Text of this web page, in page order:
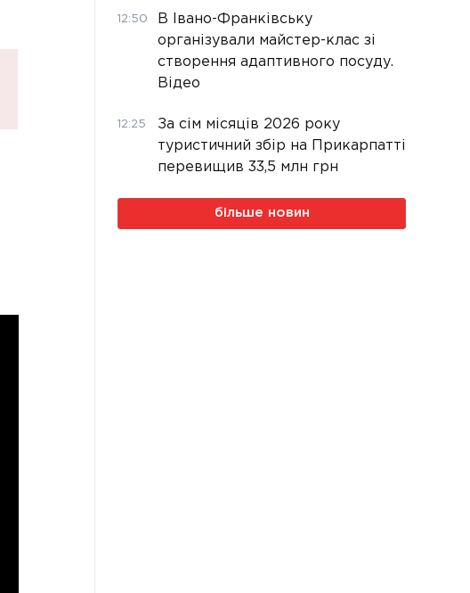
12:50
В Івано-Франківську
організували майстер-клас зі
створення адаптивного посуду.
Відео
12:25
За сім місяців 2026 року
туристичний збір на Прикарпатті
перевищив 33,5 млн грн
більше новин